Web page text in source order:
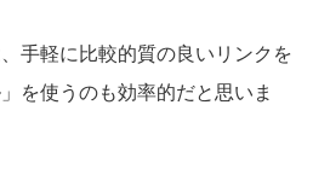
手軽に比較的質の良いリンクを
を使うのも効率的だと思いま